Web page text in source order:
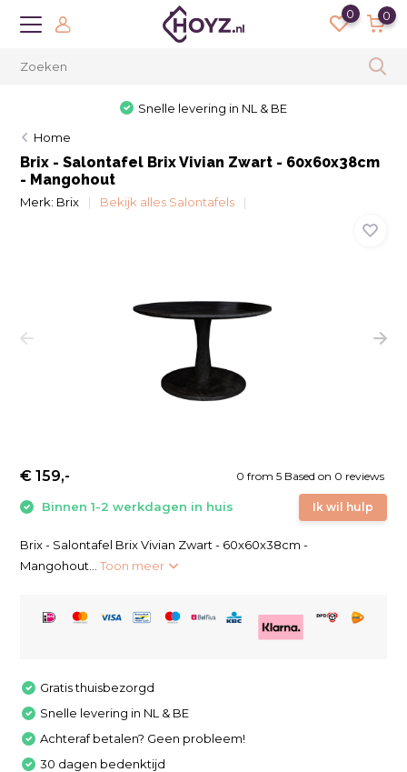
0 0
Snelle levering in NL & BE
Home
Brix - Salontafel Brix Vivian Zwart - 60x60x38cm
- Mangohout
Merk: Brix Bekijk alles Salontafels
0 from 5 Based on 0 reviews
Ik wil hulp
€ 159,-
Binnen 1-2 werkdagen in huis
Brix - Salontafel Brix Vivian Zwart - 60x60x38cm -
Mangohout...Toon meer
Gratis thuisbezorgd
Snelle levering in NL & BE
Achteraf betalen? Geen probleem!
30 dagen bedenktijd